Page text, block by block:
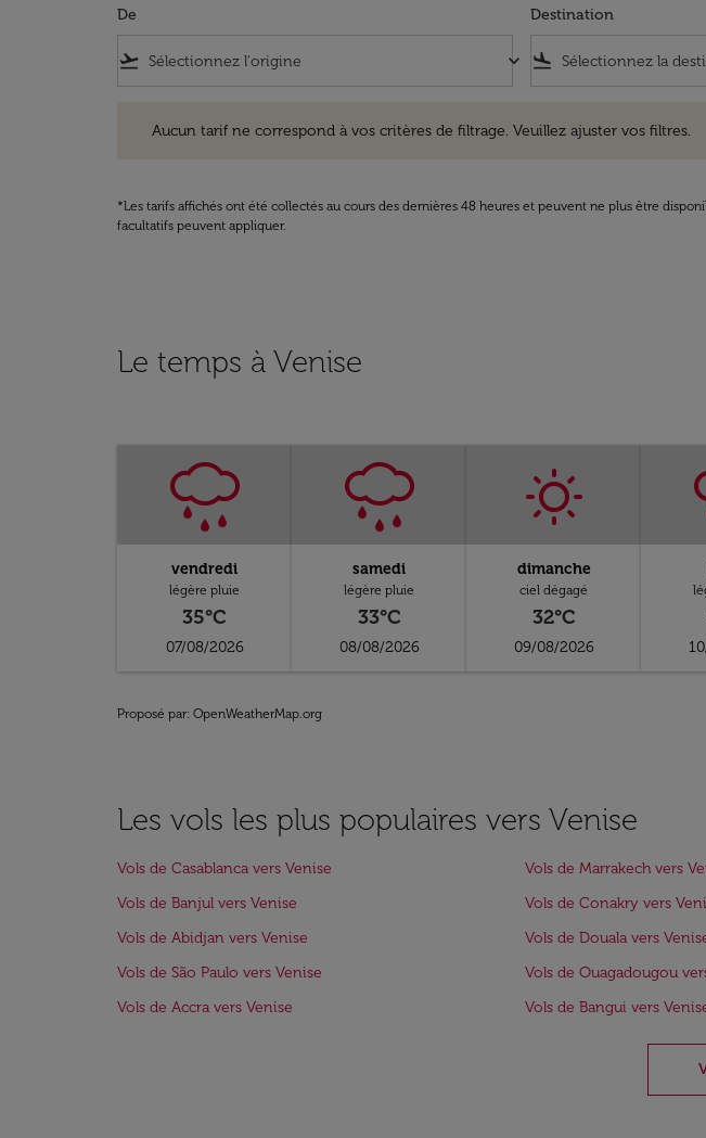
De
flight_takeoff keyboard_arrow_down
Destination
flight_land
Aucun tarif ne correspond à vos critères de filtrage. Veuillez ajuster vos filtres.
*Les tarifs affichés ont été collectés au cours des dernières 48 heures et peuvent ne plus être
facultatifs peuvent appliquer.
Le temps à Venise
vendredi
légère pluie
35°C
07/08/2026
samedi
légère pluie
33°C
08/08/2026
dimanche
ciel dégagé
32°C
09/08/2026
Proposé par: OpenWeatherMap.org
Les vols les plus populaires vers Venise
Vols de Casablanca vers Venise Vols de Marrakech vers
Vols de Banjul vers Venise
Vols de Conakry vers
Vols de Abidjan vers Venise
Vols de Douala vers
Vols de São Paulo vers Venise
Vols de Ouagadougou
Vols de Accra vers Venise
Vols de Bangui vers